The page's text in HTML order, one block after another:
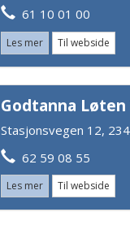
61 10 01 00
Les mer Til webside
Godtanna
Stasjonsvegen 12,
62 59 08 55
Les mer Til webside